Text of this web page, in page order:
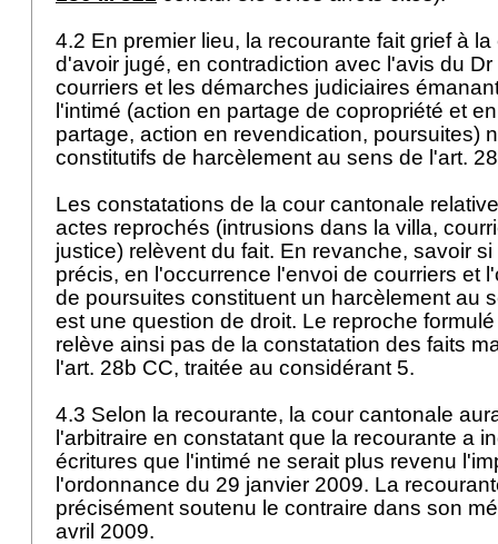
4.2 En premier lieu, la recourante fait grief à
d'avoir jugé, en contradiction avec l'avis du
courriers et les démarches judiciaires
l'intimé (action en partage de copropriété et
partage, action en revendication, poursuites)
constitutifs de harcèlement au sens de l'art.
Les constatations de la cour cantonale
actes reprochés (intrusions dans la villa,
justice) relèvent du fait. En revanche, savoir
précis, en l'occurrence l'envoi de courriers et
de poursuites constituent un harcèlement au
est une question de droit. Le reproche
relève ainsi pas de la constatation des faits
l'art. 28b CC, traitée au considérant 5.
4.3 Selon la recourante, la cour cantonale
l'arbitraire en constatant que la recourante a
écritures que l'intimé ne serait plus revenu
l'ordonnance du 29 janvier 2009. La
précisément soutenu le contraire dans son
avril 2009.